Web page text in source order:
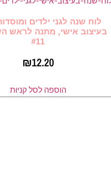
לוח שנה לגני ילדים
בעיצוב אישי, מתנה לראש
#11
₪12.20
הוספה לסל קניות